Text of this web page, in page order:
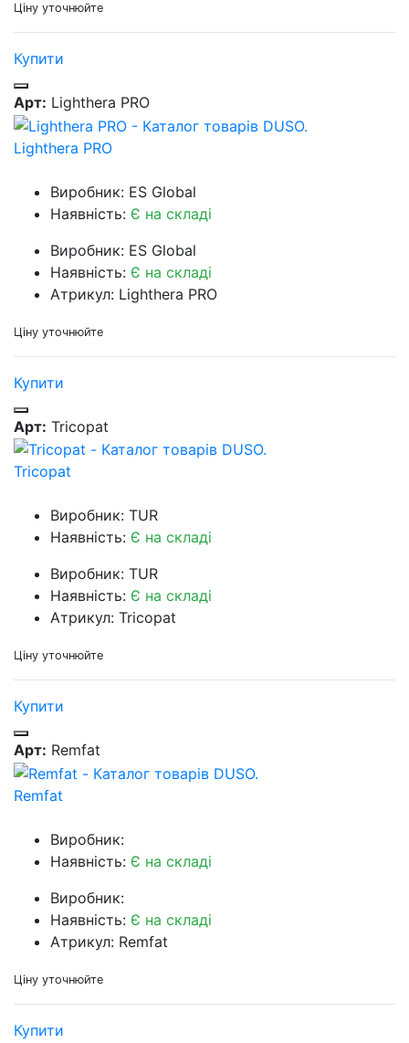
Ціну уточнюйте
Купити
Арт: Lighthera PRO
Lighthera PRO
Виробник: ES Global
Наявність: Є на складі
Виробник: ES Global
Наявність: Є на складі
Атрикул: Lighthera PRO
Ціну уточнюйте
Купити
Арт: Tricopat
Tricopat
Виробник: TUR
Наявність: Є на складі
Виробник: TUR
Наявність: Є на складі
Атрикул: Tricopat
Ціну уточнюйте
Купити
Арт: Remfat
Remfat
Виробник:
Наявність: Є на складі
Виробник:
Наявність: Є на складі
Атрикул: Remfat
Ціну уточнюйте
Купити